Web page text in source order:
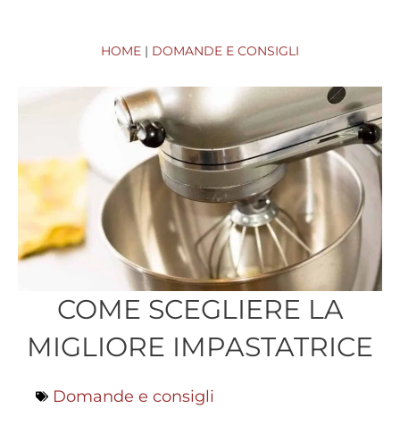
HOME | DOMANDE E CONSIGLI
COME SCEGLIERE LA
MIGLIORE IMPASTATRICE
Domande e consigli